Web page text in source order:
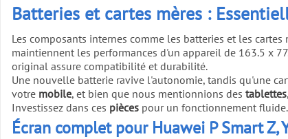
Batteries et cartes mères :
Les composants internes comme les batteries et les
maintiennent les performances d'un appareil de 163.5 x
original assure compatibilité et durabilité.
Une nouvelle batterie ravive l'autonomie, tandis qu'une
votre mobile, et bien que nous mentionnions des tablettes
Investissez dans ces pièces pour un fonctionnement
Écran complet pour Huawei P Smart Z,